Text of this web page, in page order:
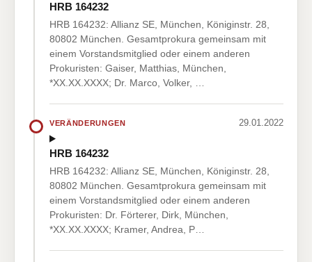
HRB 164232
HRB 164232: Allianz SE, München, Königinstr. 28,
80802 München. Gesamtprokura gemeinsam mit
einem Vorstandsmitglied oder einem anderen
Prokuristen: Gaiser, Matthias, München,
*XX.XX.XXXX; Dr. Marco, Volker, …
VERÄNDERUNGEN 29.01.2022
HRB 164232
HRB 164232: Allianz SE, München, Königinstr. 28,
80802 München. Gesamtprokura gemeinsam mit
einem Vorstandsmitglied oder einem anderen
Prokuristen: Dr. Förterer, Dirk, München,
*XX.XX.XXXX; Kramer, Andrea, P…